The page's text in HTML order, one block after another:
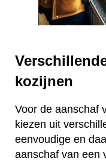
kozijnen
Voor de aanschaf
kiezen uit
eenvoudige en
aanschaf van een